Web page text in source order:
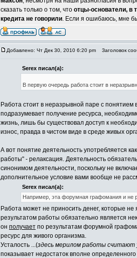
сказать только о том, что отцы-основатели, в
кредита не говорили. Если я ошибаюсь, мне
Добавлено: Чт Дек 30, 2010 6:20 pm Заголовок
Serex писал(а):
В первую очередь работа стоит в
Работа стоит в неразрывной паре с понятием
подразумевает получение ресурса,
жизнь, лишь бы существовал доступ к
износ, правда в чистом виде в среде живых
А вот понятие деятельность употребляется
работы" - релаксация. Деятельность
синонимом деятельности, поскольку не
дополнительное условие вами вообще не
Serex писал(а):
Например, эта форумная графомания и не
Работа может не приносить денег, которые
результатом работы обязательно является
он получает по результатам форумной
ресурс для живого организма.
Усталость ...(здесь мерилом работы считают
показывает недостаток вполне